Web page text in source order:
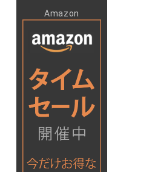
Amazon